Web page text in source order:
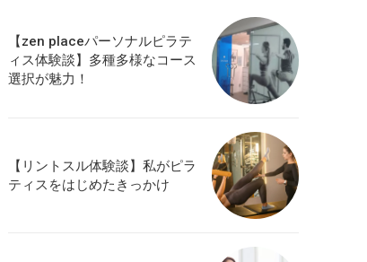
もっと
【zen placeパーソナルピラテ
ィス体験談】多種多様なコース
選択が魅力！
【リントスル体験談】私がピラ
ティスをはじめたきっかけ